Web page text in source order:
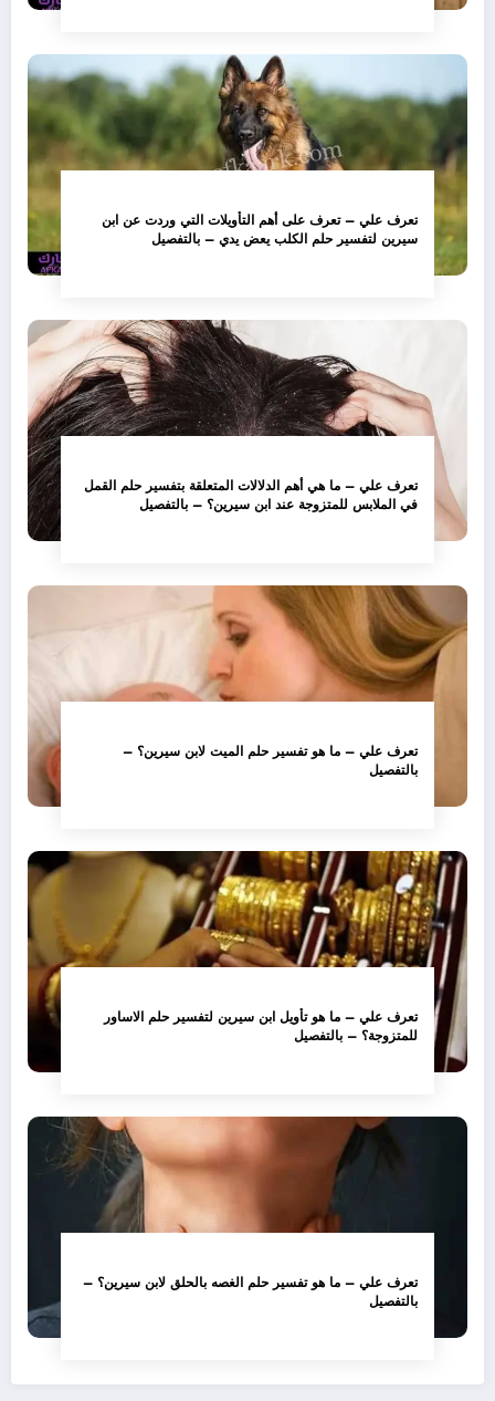
تعرف علي – تعرف على أهم التأويلات التي وردت عن ابن
سيرين لتفسير حلم الكلب يعض يدي – بالتفصيل
تعرف علي – ما هي أهم الدلالات المتعلقة بتفسير حلم القمل
في الملابس للمتزوجة عند ابن سيرين؟ – بالتفصيل
تعرف علي – ما هو تفسير حلم الميت لابن سيرين؟ –
بالتفصيل
تعرف علي – ما هو تأويل ابن سيرين لتفسير حلم الاساور
للمتزوجة؟ – بالتفصيل
تعرف علي – ما هو تفسير حلم الغصه بالحلق لابن سيرين؟ –
بالتفصيل